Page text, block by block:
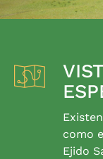
como
Ejido